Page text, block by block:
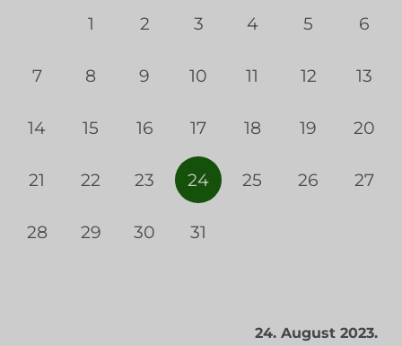
1 2 3 4 5 6
7 8 9 10 11 12 13
14 15 16 17 18 19 20
21 22 23 24 25 26 27
28 29 30 31
24. August 2023.